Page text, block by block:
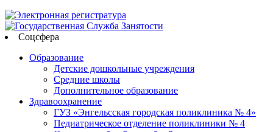
Соцсфера
Образование
Детские дошкольные учреждения
Средние школы
Дополнительное образование
Здравоохранение
ГУЗ «Энгельсская городская поликлиника № 4»
Педиатрическое отделение поликлиники № 4